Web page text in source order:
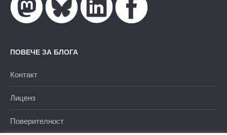
ПОВЕЧЕ ЗА БЛОГА
Контакт
Лиценз
Поверителност